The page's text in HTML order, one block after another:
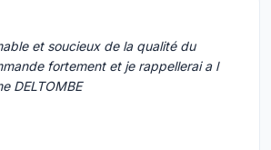
et soucieux de la qualité du
fortement et je rappellerai a l
DELTOMBE